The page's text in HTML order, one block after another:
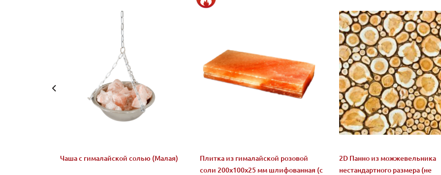
Чаша с гималайской солью (Малая)
Плитка из гималайской розовой
соли 200x100x25 мм шлифованная (с
2D Панно из можжевельника
нестандартного размера (не